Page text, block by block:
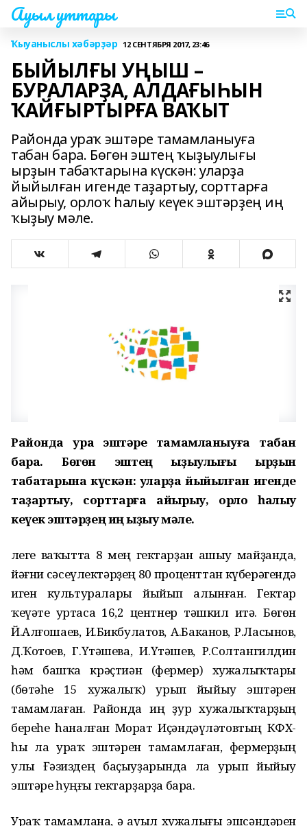
Ауыл уттары
Ҡыуаныслы хәбәрҙәр 12 СЕНТЯБРЯ 2017, 23:46
БЫЙЫЛҒЫ УҢЫШ –
БУРАЛАРҘА, АЛДАҒЫҺЫН
ҠАЙҒЫРТЫРҒА ВАҠЫТ
Районда ураҡ эштәре тамамланыуға
табан бара. Бөгөн эштең ҡыҙыулығы
ырҙын табаҡтарына күскән: уларҙа
йыйылған игенде таҙартыу, сорттарға
айырыу, орлоҡ һалыу кеүек эштәрҙең иң
ҡыҙыу мәле.
Районда ураҡ эштәре тамамланыуға табан
бара. Бөгөн эштең ҡыҙыулығы ырҙын
табаҡтарына күскән: уларҙа йыйылған игенде
таҙартыу, сорттарға айырыу, орлоҡ һалыу
кеүек эштәрҙең иң ҡыҙыу мәле.
Әлеге ваҡытта 8 мең гектарҙан ашыу майҙанда,
йәғни сәсеүлектәрҙең 80 проценттан күберәгендә
иген культуралары йыйып алынған. Гектар
ҡеүәте уртаса 16,2 центнер тәшкил итә. Бөгөн
Й.Алғошаев, И.Бикбулатов, А.Баканов, Р.Ласынов,
Д.Ҡотоев, Г.Үтәшева, И.Үтәшев, Р.Солтангилдин
һәм башҡа крәҫтиән (фермер) хужалыҡтары
(бөтәһе 15 хужалыҡ) урып йыйыу эштәрен
тамамлаған. Районда иң ҙур хужалыҡтарҙың
береһе һаналған Морат Иҫәндәүләтовтың КФХ-
һы ла ураҡ эштәрен тамамлаған, фермерҙың
улы Ғәзиздең баҫыуҙарында ла урып йыйыу
эштәре һуңғы гектарҙарҙа бара.
Ураҡ тамамлана, ә ауыл хужалығы эшсәндәрен